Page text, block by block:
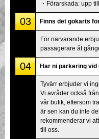
・Förarskada: upp
03 Finns det gokarts
För närvarande
passagerare åt
04 Har ni parkering vid
Tyvärr erbjuder vi
Vi avråder också
vår butik, eftersom
är sen kan du inte
rekommenderar vi
till oss.